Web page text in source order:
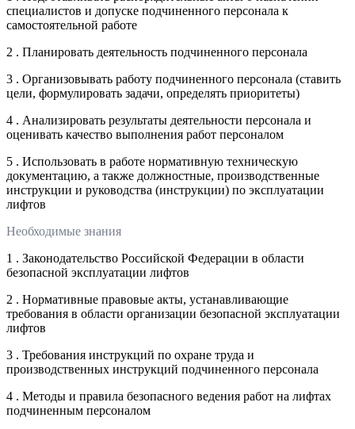
специалистов и допуске подчиненного персонала к
самостоятельной работе
2 . Планировать деятельность подчиненного персонала
3 . Организовывать работу подчиненного персонала (ставить
цели, формулировать задачи, определять приоритеты)
4 . Анализировать результаты деятельности персонала и
оценивать качество выполнения работ персоналом
5 . Использовать в работе нормативную техническую
документацию, а также должностные, производственные
инструкции и руководства (инструкции) по эксплуатации
лифтов
Необходимые знания
1 . Законодательство Российской Федерации в области
безопасной эксплуатации лифтов
2 . Нормативные правовые акты, устанавливающие
требования в области организации безопасной эксплуатации
лифтов
3 . Требования инструкций по охране труда и
производственных инструкций подчиненного персонала
4 . Методы и правила безопасного ведения работ на лифтах
подчиненным персоналом